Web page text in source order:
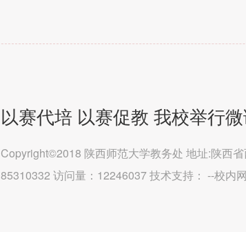
以赛代培 以赛促教 我校举行
Copyright©2018 陕西师范大学教务处 地址:陕西
85310332 访问量：12246037 技术支持： --校内